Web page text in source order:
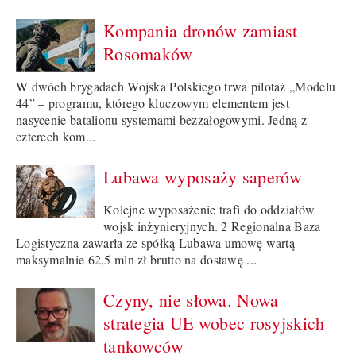
Kompania dronów zamiast
Rosomaków
W dwóch brygadach Wojska Polskiego trwa pilotaż „Modelu
44” – programu, którego kluczowym elementem jest
nasycenie batalionu systemami bezzałogowymi. Jedną z
czterech kom...
Lubawa wyposaży saperów
Kolejne wyposażenie trafi do oddziałów
wojsk inżynieryjnych. 2 Regionalna Baza
Logistyczna zawarła ze spółką Lubawa umowę wartą
maksymalnie 62,5 mln zł brutto na dostawę ...
Czyny, nie słowa. Nowa
strategia UE wobec rosyjskich
tankowców